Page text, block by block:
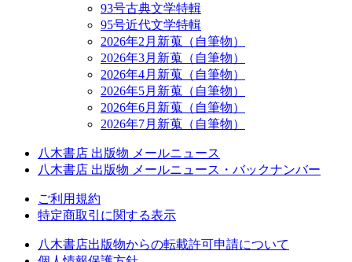
93号古典文学特輯
95号近代文学特輯
2026年2月新蒐（自筆物）
2026年3月新蒐（自筆物）
2026年4月新蒐（自筆物）
2026年5月新蒐（自筆物）
2026年6月新蒐（自筆物）
2026年7月新蒐（自筆物）
八木書店 出版物 メールニュース
八木書店 出版物 メールニュース・バックナンバー
ご利用規約
特定商取引に関する表示
八木書店出版物からの転載許可申請について